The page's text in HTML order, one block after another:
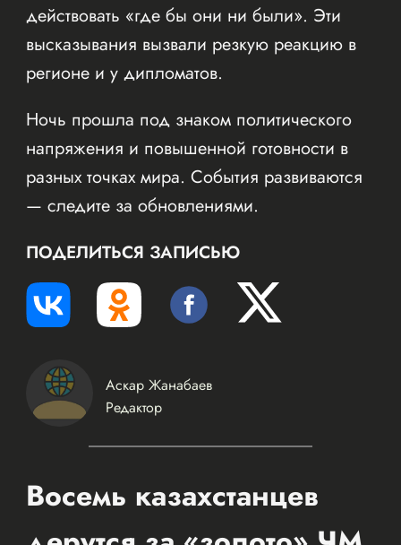
действовать «где бы они ни были». Эти
высказывания вызвали резкую реакцию в
регионе и у дипломатов.
Ночь прошла под знаком политического
напряжения и повышенной готовности в
разных точках мира. События развиваются
— следите за обновлениями.
ПОДЕЛИТЬСЯ ЗАПИСЬЮ
Аскар Жанабаев
Редактор
Восемь казахстанцев